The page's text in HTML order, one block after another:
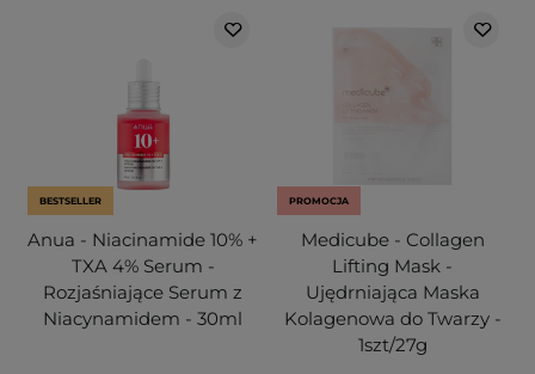
BESTSELLER
Anua - Niacinamide 10% +
TXA 4% Serum -
Rozjaśniające Serum z
Niacynamidem - 30ml
PROMOCJA
Medicube - Collagen
Lifting Mask -
Ujędrniająca Maska
Kolagenowa do Twarzy -
1szt/27g